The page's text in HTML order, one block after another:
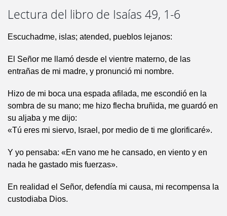
Lectura del libro de Isaías 49, 1-6
Escuchadme, islas; atended, pueblos lejanos:
El Señor me llamó desde el vientre materno, de las
entrañas de mi madre, y pronunció mi nombre.
Hizo de mi boca una espada afilada, me escondió en la
sombra de su mano; me hizo flecha bruñida, me guardó en
su aljaba y me dijo:
«Tú eres mi siervo, Israel, por medio de ti me glorificaré».
Y yo pensaba: «En vano me he cansado, en viento y en
nada he gastado mis fuerzas».
En realidad el Señor, defendía mi causa, mi recompensa la
custodiaba Dios.